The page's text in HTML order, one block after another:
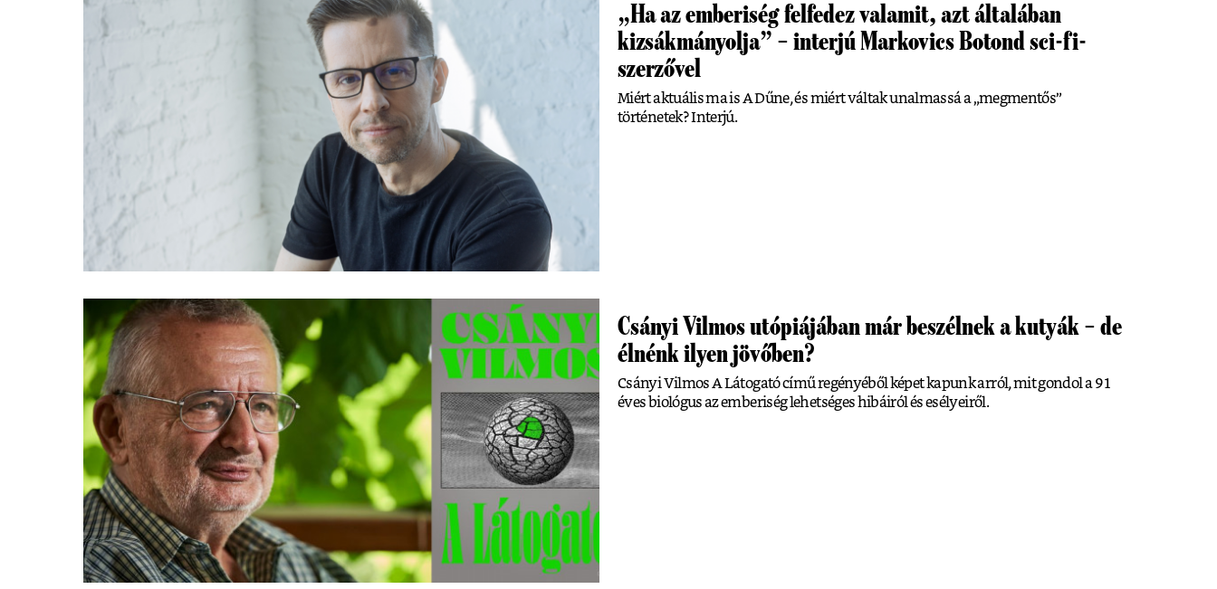
„Ha az emberiség felfedez valamit, azt általában
kizsákmányolja” – interjú Markovics Botond sci-fi-
szerzővel
Miért aktuális ma is A Dűne, és miért váltak unalmassá a „megmentős”
történetek? Interjú.
Csányi Vilmos utópiájában már beszélnek a kutyák – de
élnénk ilyen jövőben?
Csányi Vilmos A Látogató című regényéből képet kapunk arról, mit gondol a 91
éves biológus az emberiség lehetséges hibáiról és esélyeiről.